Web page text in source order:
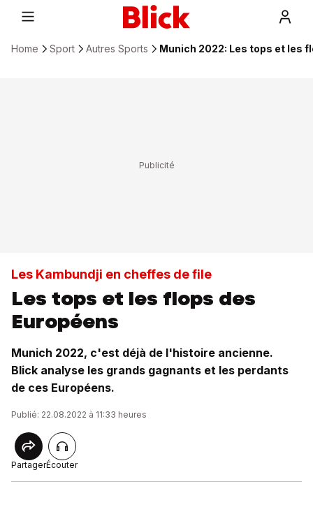
Home Sport Autres Sports Munich 2022: Les tops et les
Les Kambundji en cheffes de file
Les tops et les flops des
Européens
Munich 2022, c'est déjà de l'histoire ancienne.
Blick analyse les grands gagnants et les perdants
de ces Européens.
Publié: 22.08.2022 à 11:33 heures
PartagerÉcouter